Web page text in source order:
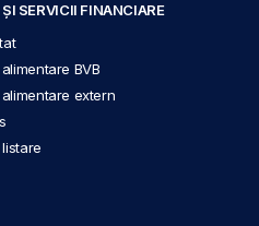
SERVICII FINANCIARE
BVB
extern